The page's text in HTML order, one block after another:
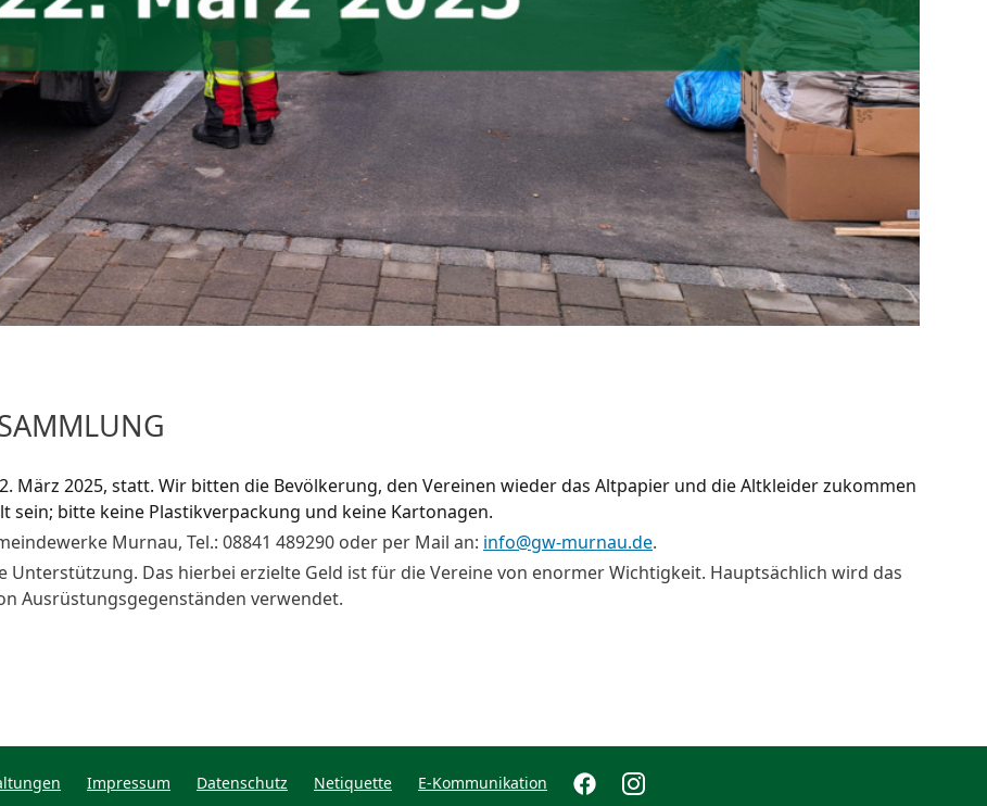
März 2025, statt. Wir bitten die Bevölkerung, den Vereinen wieder das Altpapier und die Altkleider zukommen
sein; bitte keine Plastikverpackung und keine Kartonagen.
Murnau, Tel.: 08841 489290 oder per Mail an: info@gw-murnau.de.
Das hierbei erzielte Geld ist für die Vereine von enormer Wichtigkeit. Hauptsächlich wird das
Ausrüstungsgegenständen verwendet.
Impressum Datenschutz Netiquette E-Kommunikation